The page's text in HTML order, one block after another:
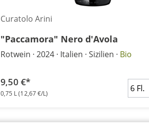
Curatolo Arini
"Paccamora" Nero d'Avola
Rotwein 2024 Italien Sizilien Bio
9,50 €*
0,75 L(12,67 €/L)